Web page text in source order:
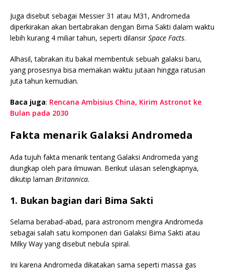
Juga disebut sebagai Messier 31 atau M31, Andromeda
diperkirakan akan bertabrakan dengan Bima Sakti dalam waktu
lebih kurang 4 miliar tahun, seperti dilansirSpace Facts.
Alhasil, tabrakan itu bakal membentuk sebuah galaksi baru,
yang prosesnya bisa memakan waktu jutaan hingga ratusan
juta tahun kemudian.
Baca juga: Rencana Ambisius China, Kirim Astronot ke
Bulan pada 2030
Fakta menarik Galaksi Andromeda
Ada tujuh fakta menarik tentang Galaksi Andromeda yang
diungkap oleh para ilmuwan. Berikut ulasan selengkapnya,
dikutip laman Britannica.
1. Bukan bagian dari Bima Sakti
Selama berabad-abad, para astronom mengira Andromeda
sebagai salah satu komponen dari Galaksi Bima Sakti atau
Milky Way yang disebut nebula spiral.
Ini karena Andromeda dikatakan sama seperti massa gas